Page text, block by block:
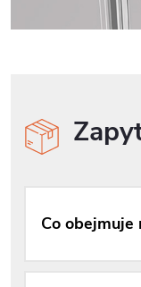
Co obejmuje